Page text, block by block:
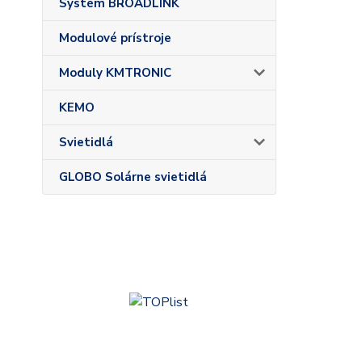
Systém BROADLINK
Modulové prístroje
Moduly KMTRONIC
KEMO
Svietidlá
GLOBO Solárne svietidlá